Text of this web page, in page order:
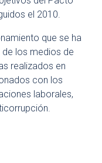
el 2010.
que se ha
los medios de
realizados en
con los
laborales,